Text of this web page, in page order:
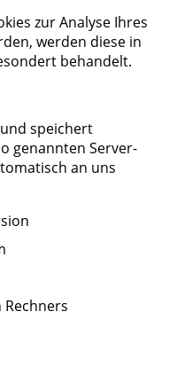
zur Analyse Ihres
werden diese in
behandelt.
speichert
genannten Server-
an uns